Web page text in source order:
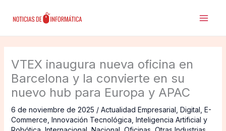
VTEX inaugura nueva oficina en
Barcelona y la convierte en su
nuevo hub para Europa y APAC
6 de noviembre de 2025 / Actualidad Empresarial Digital E-
Commerce Innovación Tecnológica Inteligencia Artificial y